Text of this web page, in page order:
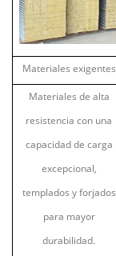
Materiales exigentes
Materiales de alta
resistencia con una
capacidad de carga
excepcional,
templados y forjados
para mayor
durabilidad.